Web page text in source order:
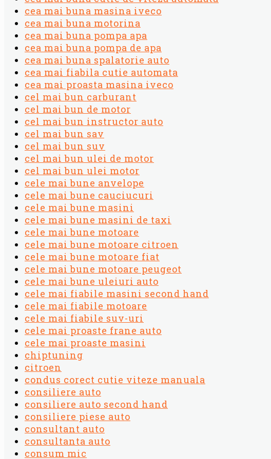
cea mai buna masina iveco
cea mai buna motorina
cea mai buna pompa apa
cea mai buna pompa de apa
cea mai buna spalatorie auto
cea mai fiabila cutie automata
cea mai proasta masina iveco
cel mai bun carburant
cel mai bun de motor
cel mai bun instructor auto
cel mai bun sav
cel mai bun suv
cel mai bun ulei de motor
cel mai bun ulei motor
cele mai bune anvelope
cele mai bune cauciucuri
cele mai bune masini
cele mai bune masini de taxi
cele mai bune motoare
cele mai bune motoare citroen
cele mai bune motoare fiat
cele mai bune motoare peugeot
cele mai bune uleiuri auto
cele mai fiabile masini second hand
cele mai fiabile motoare
cele mai fiabile suv-uri
cele mai proaste frane auto
cele mai proaste masini
chiptuning
citroen
condus corect cutie viteze manuala
consiliere auto
consiliere auto second hand
consiliere piese auto
consultant auto
consultanta auto
consum mic